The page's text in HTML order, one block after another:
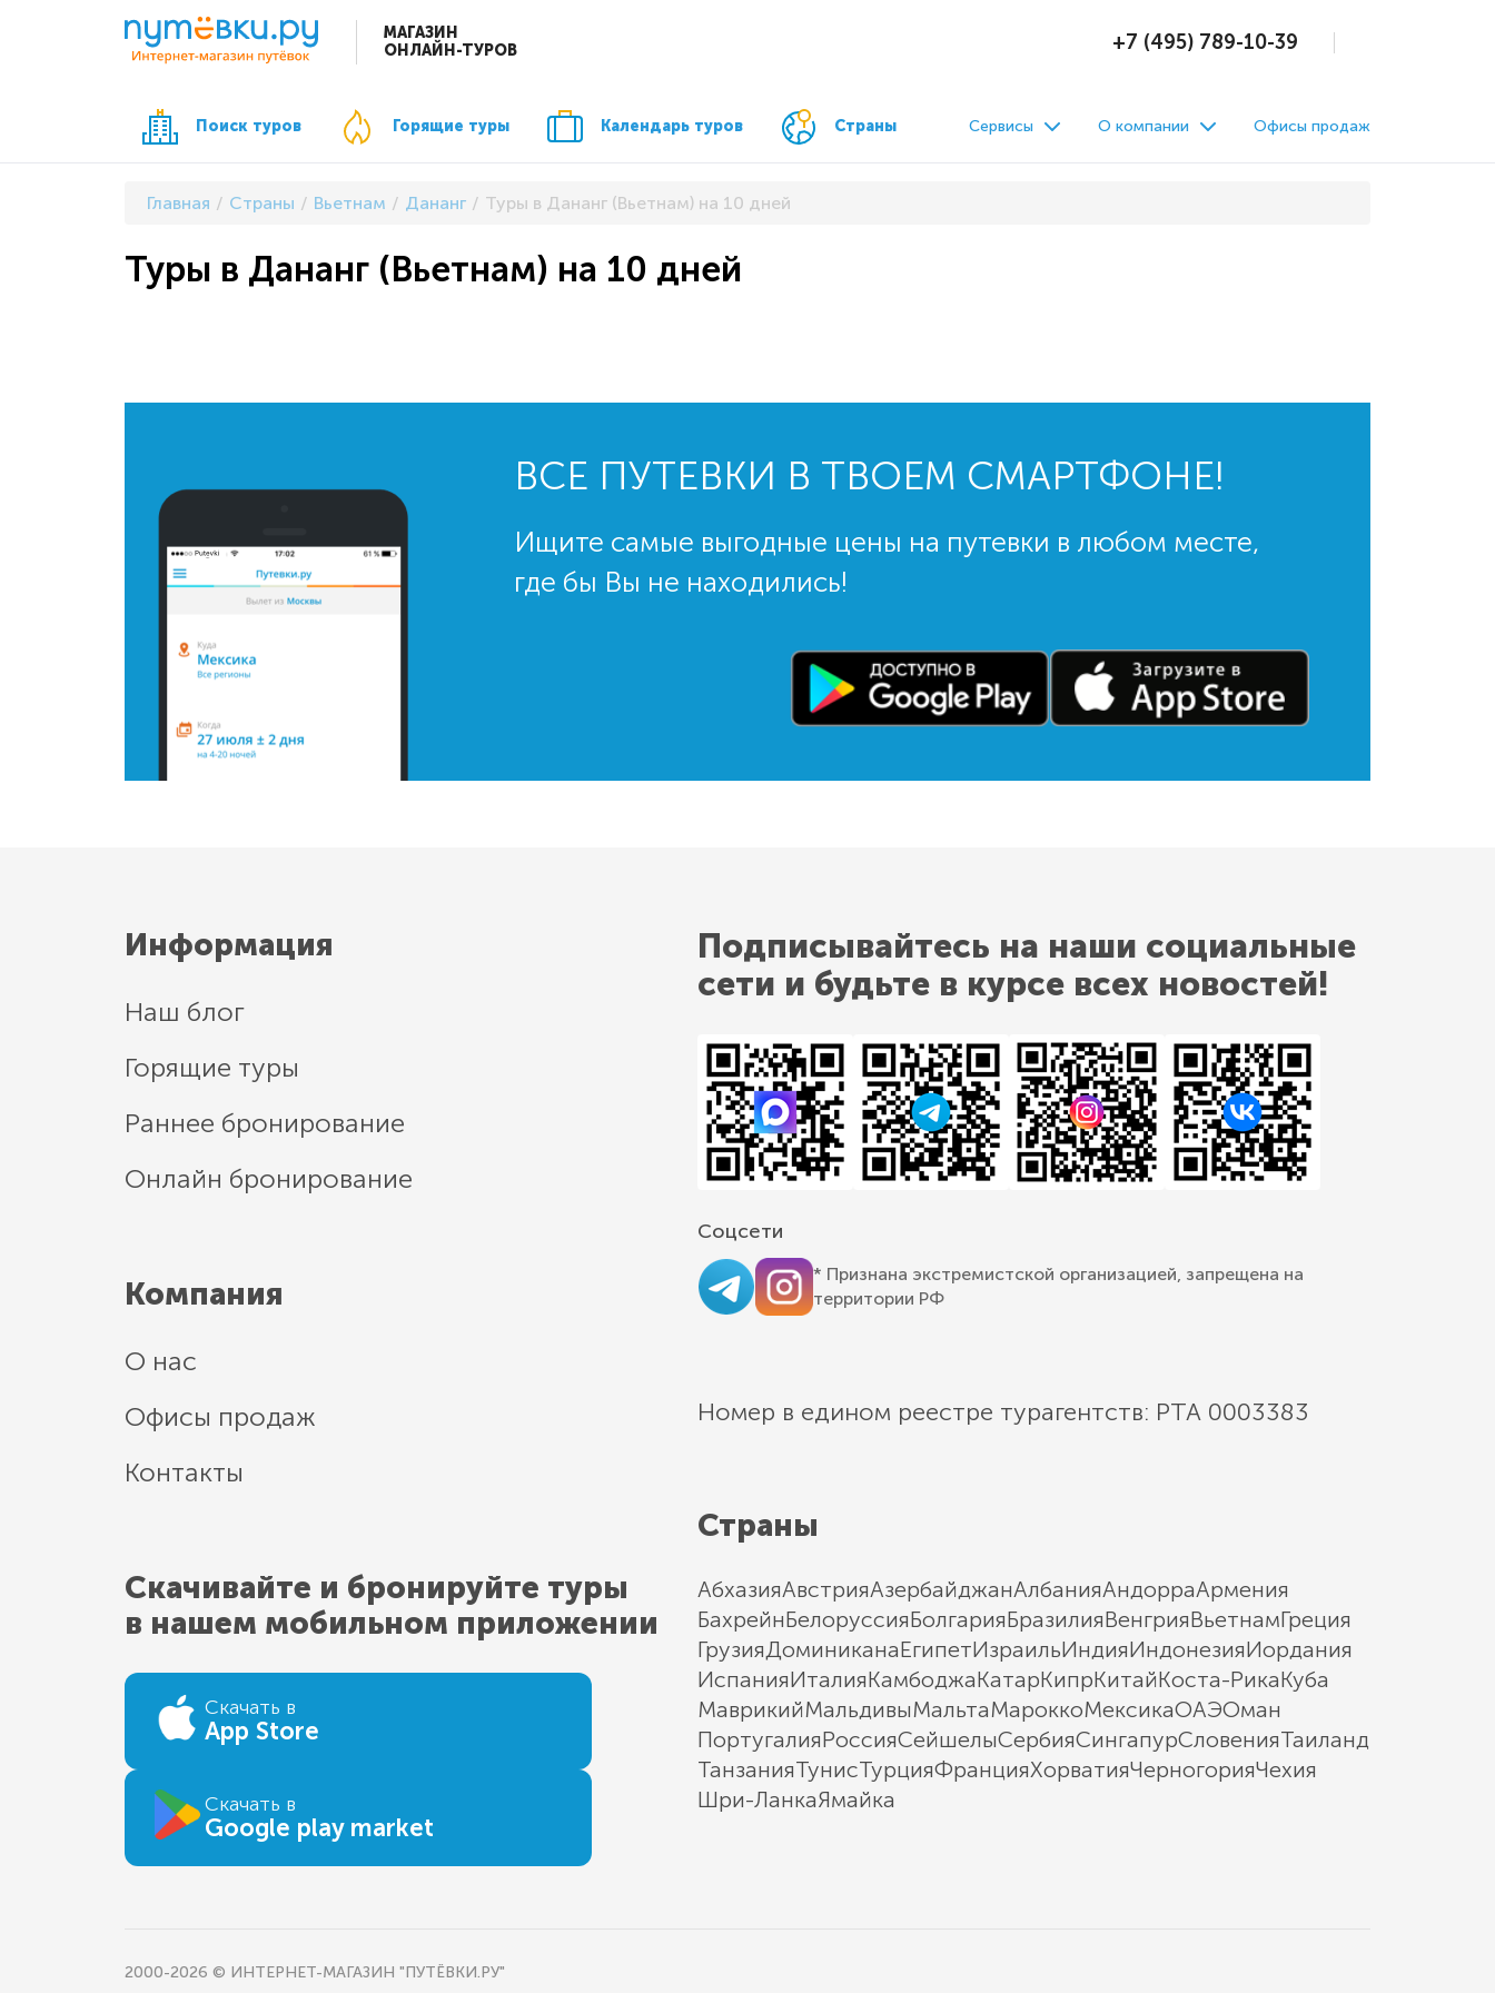
МАГАЗИН
ОНЛАЙН-ТУРОВ
+7 (495) 789-10-39
Поиск туров Горящие туры Календарь туров Страны Сервисы О компании Офисы продаж
Главная Страны Вьетнам Дананг Туры в Дананг (Вьетнам) на 10 дней
Туры в Дананг (Вьетнам) на 10 дней
ВСЕ ПУТЕВКИ В ТВОЕМ СМАРТФОНЕ!
Ищите самые выгодные цены на путевки в любом месте,
где бы Вы не находились!
Информация
Наш блог
Горящие туры
Раннее бронирование
Онлайн бронирование
Компания
О нас
Офисы продаж
Контакты
Скачивайте и бронируйте туры
в нашем мобильном приложении
Скачать в
App Store
Скачать в
Google play market
Подписывайтесь на наши социальные
сети и будьте в курсе всех новостей!
Соцсети
* Признана экстремистской организацией, запрещена на
территории РФ
Номер в едином реестре турагентств: РТА 0003383
Страны
АбхазияАвстрияАзербайджанАлбанияАндорраАрмения
БахрейнБелоруссияБолгарияБразилияВенгрияВьетнамГреция
ГрузияДоминиканаЕгипетИзраильИндияИндонезияИордания
ИспанияИталияКамбоджаКатарКипрКитайКоста-РикаКуба
МаврикийМальдивыМальтаМароккоМексикаОАЭОман
ПортугалияРоссияСейшелыСербияСингапурСловенияТаиланд
ТанзанияТунисТурцияФранцияХорватияЧерногорияЧехия
Шри-ЛанкаЯмайка
2000-2026 © ИНТЕРНЕТ-МАГАЗИН "ПУТЁВКИ.РУ"